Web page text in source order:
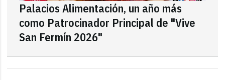
Palacios Alimentación, un año más
como Patrocinador Principal de "Vive
San Fermín 2026"